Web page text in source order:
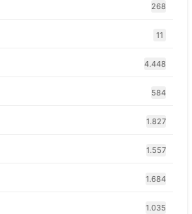
268
11
4.448
584
1.827
1.557
1.684
1.035